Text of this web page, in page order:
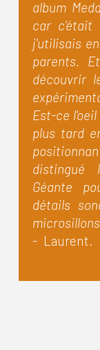
album
car c'était
j'utilisais
parents.
découvrir
Est-ce l'oeil
plus tard
distingué
Géante
détails
microsillons.
- Laurent.